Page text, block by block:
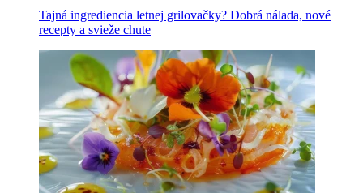
Tajná ingrediencia letnej grilovačky? Dobrá nálada, nové
recepty a svieže chute